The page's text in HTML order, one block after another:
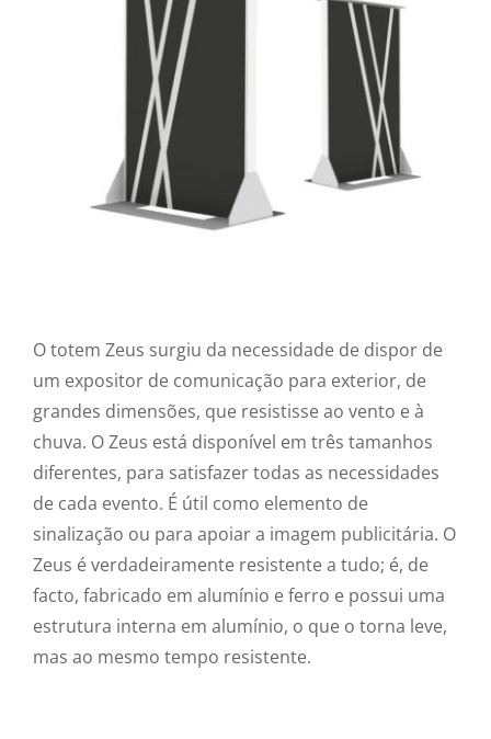
O totem Zeus surgiu da necessidade de dispor de
um expositor de comunicação para exterior, de
grandes dimensões, que resistisse ao vento e à
chuva. O Zeus está disponível em três tamanhos
diferentes, para satisfazer todas as necessidades
de cada evento. É útil como elemento de
sinalização ou para apoiar a imagem publicitária. O
Zeus é verdadeiramente resistente a tudo; é, de
facto, fabricado em alumínio e ferro e possui uma
estrutura interna em alumínio, o que o torna leve,
mas ao mesmo tempo resistente.